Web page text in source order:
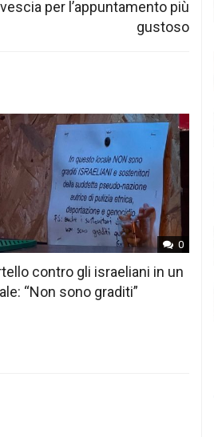
per l’appuntamento più
gustoso
0
contro gli israeliani in un
“Non sono graditi”